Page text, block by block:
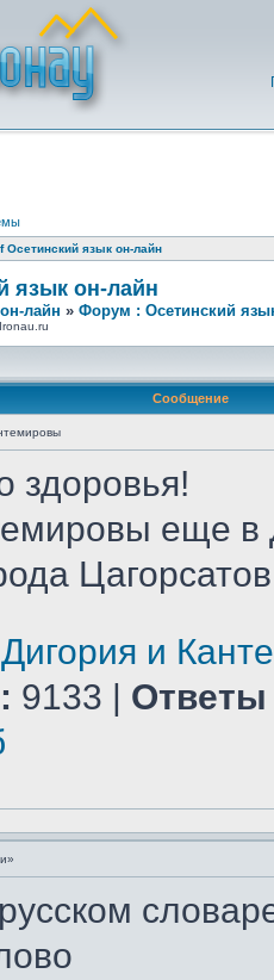
Осетинский язык он-лайн
язык он-лайн
лайн » Форум : Осетинский
Сообщение
здоровья!
еще в
Дигория и
9133 | Ответы